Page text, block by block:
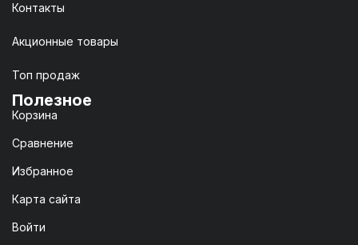
Контакты
Акционные товары
Топ продаж
Полезное
Корзина
Сравнение
Избранное
Карта сайта
Войти